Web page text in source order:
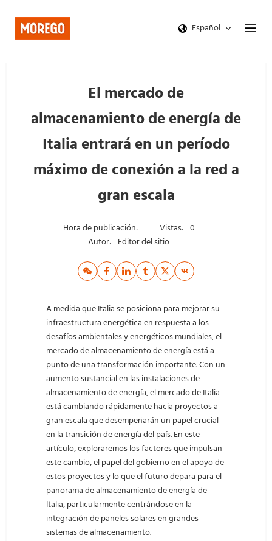
Español
El mercado de
almacenamiento de energía de
Italia entrará en un período
máximo de conexión a la red a
gran escala
Hora de publicación: Vistas: 0
Autor: Editor del sitio
A medida que Italia se posiciona para mejorar su
infraestructura energética en respuesta a los
desafíos ambientales y energéticos mundiales, el
mercado de almacenamiento de energía está a
punto de una transformación importante. Con un
aumento sustancial en las instalaciones de
almacenamiento de energía, el mercado de Italia
está cambiando rápidamente hacia proyectos a
gran escala que desempeñarán un papel crucial
en la transición de energía del país. En este
artículo, exploraremos los factores que impulsan
este cambio, el papel del gobierno en el apoyo de
estos proyectos y lo que el futuro depara para el
panorama de almacenamiento de energía de
Italia, particularmente centrándose en la
integración de paneles solares en grandes
sistemas de almacenamiento.